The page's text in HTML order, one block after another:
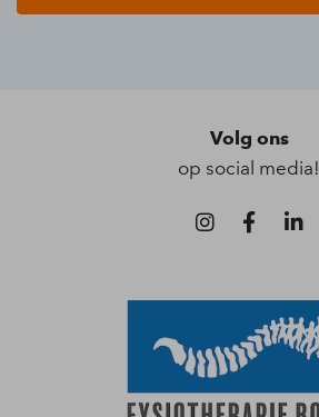
Volg ons
op social media!